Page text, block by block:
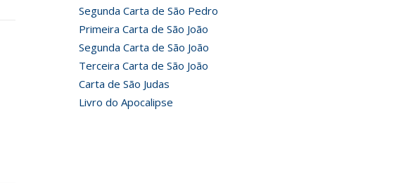
Segunda Carta de São Pedro
Primeira Carta de São João
Segunda Carta de São João
Terceira Carta de São João
Carta de São Judas
Livro do Apocalipse